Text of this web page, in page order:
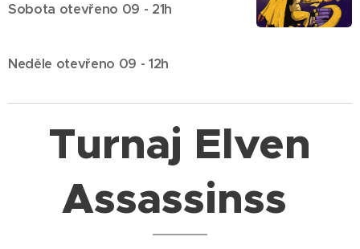
Sobota otevřeno 09 - 21h
Neděle otevřeno 09 - 12h
Turnaj Elven
Assassinss